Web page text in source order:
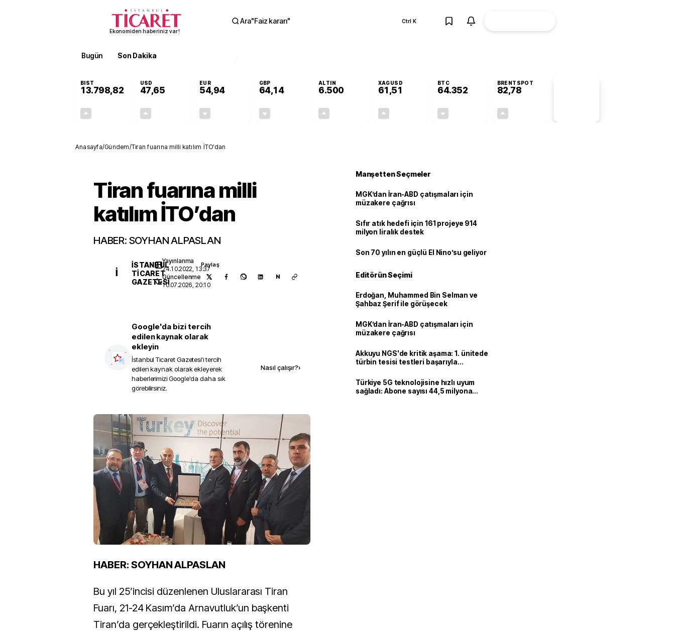
Ekonomiden haberiniz var!
Ara"Faiz kararı" Ctrl K
Bugün Son Dakika
BIST
13.798,82
USD
47,65
EUR
54,94
GBP
64,14
ALTIN
6.500
XAGUSD
61,51
BTC
64.352
BRENTSPOT
82,78
Anasayfa/Gündem/Tiran fuarına milli katılım İTO’dan
Tiran fuarına milli
katılım İTO’dan
HABER: SOYHAN ALPASLAN
İ
İSTANBUL
TICARET
GAZETESI
Yayınlanma
24.10.2022, 13:37
Güncellenme
10.07.2026, 20:10
Paylaş
N
Google'da bizi tercih
edilen kaynak olarak
ekleyin
İstanbul Ticaret Gazetesi'i tercih
edilen kaynak olarak ekleyerek
haberlerimizi Google'da daha sık
görebilirsiniz.
Nasıl çalışır?›
HABER: SOYHAN ALPASLAN
Bu yıl 25’incisi düzenlenen Uluslararası Tiran
Fuarı, 21-24 Kasım’da Arnavutluk’un başkenti
Tiran’da gerçekleştirildi. Fuarın açılış törenine
Manşetten Seçmeler
MGK’dan İran-ABD çatışmaları için
müzakere çağrısı
Sıfır atık hedefi için 161 projeye 914
milyon liralık destek
Son 70 yılın en güçlü El Nino’su geliyor
Editörün Seçimi
Erdoğan, Muhammed Bin Selman ve
Şahbaz Şerif ile görüşecek
MGK’dan İran-ABD çatışmaları için
müzakere çağrısı
Akkuyu NGS'de kritik aşama: 1. ünitede
türbin tesisi testleri başarıyla
Türkiye 5G teknolojisine hızlı uyum
sağladı: Abone sayısı 44,5 milyona